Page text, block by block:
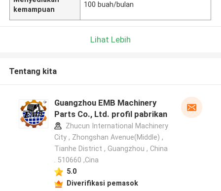
kemampuan
100 buah/bulan
Lihat Lebih
Tentang kita
Guangzhou EMB Machinery
Parts Co., Ltd. profil pabrikan
Zhucun International Machinery
City , Zhongshan Avenue(Middle) ,
Tianhe District , Guangzhou , China
. 510660 ,Cina
5.0
Diverifikasi pemasok